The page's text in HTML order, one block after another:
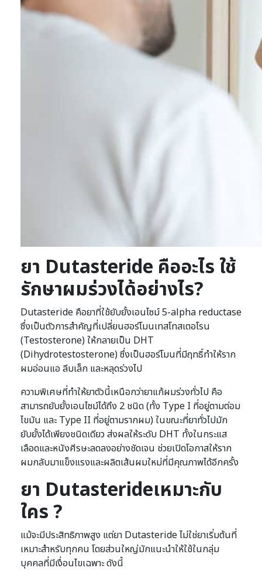
ยา Dutasteride คืออะไร ใช้
รักษาผมร่วงได้อย่างไร?
Dutasteride คือยาที่ใช้ยับยั้งเอนไซม์ 5-alpha reductase
ซึ่งเป็นตัวการสำคัญที่เปลี่ยนฮอร์โมนเทสโทสเตอโรน
(Testosterone) ให้กลายเป็น DHT
(Dihydrotestosterone) ซึ่งเป็นฮอร์โมนที่มีฤทธิ์ทำให้ราก
ผมอ่อนแอ ลีบเล็ก และหลุดร่วงไป
ความพิเศษที่ทำให้ยาตัวนี้เหนือกว่ายาแก้ผมร่วงทั่วไป คือ
สามารถยับยั้งเอนไซม์ได้ถึง 2 ชนิด (ทั้ง Type I ที่อยู่ตามต่อม
ไขมัน และ Type II ที่อยู่ตามรากผม) ในขณะที่ยาทั่วไปมัก
ยับยั้งได้เพียงชนิดเดียว ส่งผลให้ระดับ DHT ทั้งในกระแส
เลือดและหนังศีรษะลดลงอย่างชัดเจน ช่วยเปิดโอกาสให้ราก
ผมกลับมาแข็งแรงและผลิตเส้นผมใหม่ที่มีคุณภาพได้อีกครั้ง
ยา Dutasterideเหมาะกับ
ใคร ?
แม้จะมีประสิทธิภาพสูง แต่ยา Dutasteride ไม่ใช่ยาเริ่มต้นที่
เหมาะสำหรับทุกคน โดยส่วนใหญ่มักแนะนำให้ใช้ในกลุ่ม
บุคคลที่มีเงื่อนไขเฉพาะ ดังนี้